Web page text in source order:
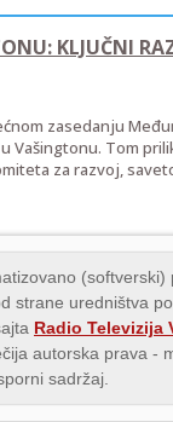
KLJUČNI
zasedanju
Vašingtonu. Tom
za razvoj,
(softverski)
strane uredništva
Radio Televizija
autorska prava -
sadržaj.